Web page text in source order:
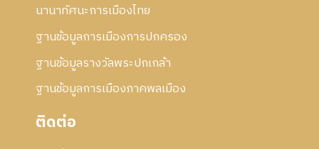
นานาทัศนะการเมืองไทย
ฐานข้อมูลการเมืองการปกครอง
ฐานข้อมูลรางวัลพระปกเกล้า
ฐานข้อมูลการเมืองภาคพลเมือง
ติดต่อ